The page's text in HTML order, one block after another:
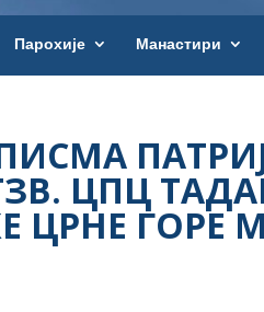
Парохије Манастири
ЦПЦ
ЦРНЕ ГОРЕ